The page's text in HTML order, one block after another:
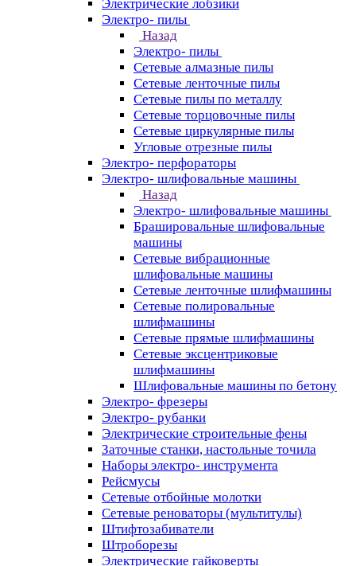
Электрические лобзики
Электро- пилы
Назад
Электро- пилы
Сетевые алмазные пилы
Сетевые ленточные пилы
Сетевые пилы по металлу
Сетевые торцовочные пилы
Сетевые циркулярные пилы
Угловые отрезные пилы
Электро- перфораторы
Электро- шлифовальные машины
Назад
Электро- шлифовальные машины
Брашировальные шлифовальные
машины
Сетевые вибрационные
шлифовальные машины
Сетевые ленточные шлифмашины
Сетевые полировальные
шлифмашины
Сетевые прямые шлифмашины
Сетевые эксцентриковые
шлифмашины
Шлифовальные машины по бетону
Электро- фрезеры
Электро- рубанки
Электрические строительные фены
Заточные станки, настольные точила
Наборы электро- инструмента
Рейсмусы
Сетевые отбойные молотки
Сетевые реноваторы (мультитулы)
Штифтозабиватели
Штроборезы
Электрические гайковерты